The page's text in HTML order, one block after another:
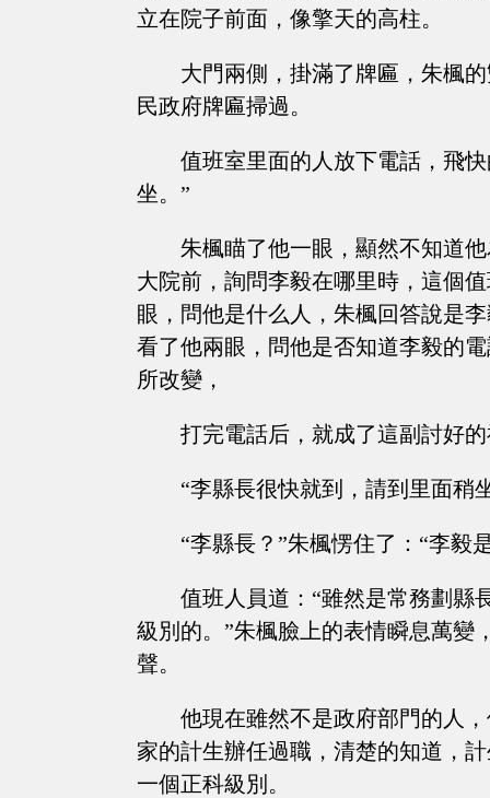
立在院子前面，像擎天的高柱。
大門兩側，掛滿了牌匾，朱楓
民政府牌匾掃過。
值班室里面的人放下電話，飛
坐。”
朱楓瞄了他一眼，顯然不知道
大院前，詢問李毅在哪里時，這個
眼，問他是什么人，朱楓回答說是
看了他兩眼，問他是否知道李毅的
所改變，
打完電話后，就成了這副討好
“李縣長很快就到，請到里面稍
“李縣長？”朱楓愣住了：“李毅
值班人員道：“雖然是常務劃縣
級別的。”朱楓臉上的表情瞬息萬變
聲。
他現在雖然不是政府部門的人
家的計生辦任過職，清楚的知道，
一個正科級別。